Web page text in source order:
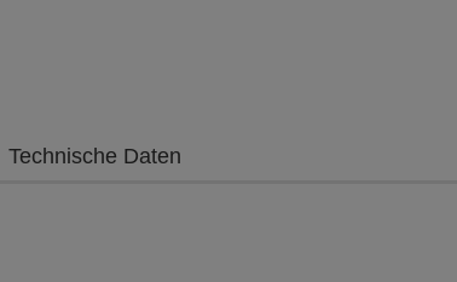
Technische Daten